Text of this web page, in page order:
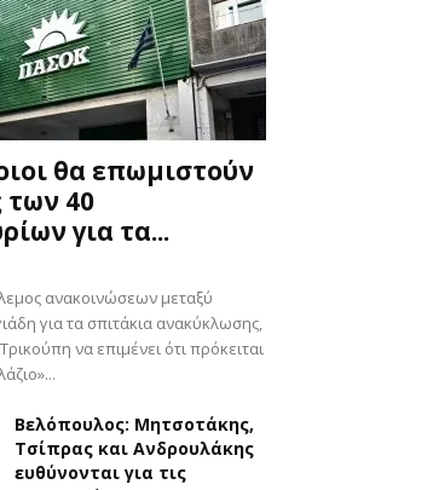
θα επωμιστούν
των 40
για τα...
ανακοινώσεων μεταξύ
για τα σπιτάκια ανακύκλωσης,
να επιμένει ότι πρόκειται
Βελόπουλος: Μητσοτάκης,
Τσίπρας και Ανδρουλάκης
ευθύνονται για τις